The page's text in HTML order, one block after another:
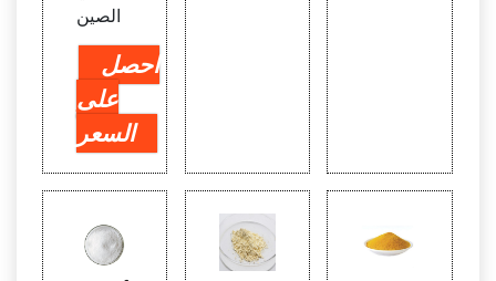
الصين
احصل
على
السعر